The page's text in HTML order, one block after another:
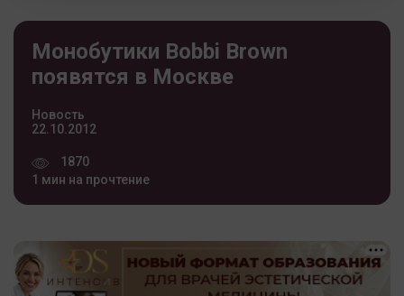
Монобутики Bobbi Brown
появятся в Москве
Новость
22.10.2012
1870
1 мин на прочтение